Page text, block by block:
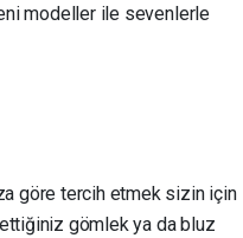
modeller ile sevenlerle
göre tercih etmek sizin için
gömlek ya da bluz